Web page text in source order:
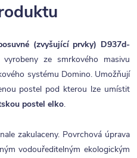
(zvyšující prvky) D937d-
ze smrkového masivu
systému Domino. Umožňují
postel pod kterou lze umístit
postel elko.
zakulaceny. Povrchová úprava
vodouředitelným ekologickým